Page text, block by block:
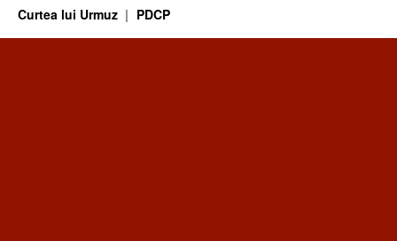
Curtea lui Urmuz PDCP